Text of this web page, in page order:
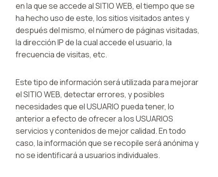
en la que se accede al SITIO WEB, el tiempo que se
ha hecho uso de este, los sitios visitados antes y
después del mismo, el número de páginas visitadas,
la dirección IP de la cual accede el usuario, la
frecuencia de visitas, etc.
Este tipo de información será utilizada para mejorar
el SITIO WEB, detectar errores, y posibles
necesidades que el USUARIO pueda tener, lo
anterior a efecto de ofrecer a los USUARIOS
servicios y contenidos de mejor calidad. En todo
caso, la información que se recopile será anónima y
no se identificará a usuarios individuales.